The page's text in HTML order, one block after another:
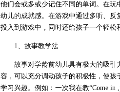
他们会或多或少记住不同的单词。在
幼儿的成就感。在游戏中通过多听、
投入到游戏中，同时还给孩子一个轻松
1、故事教学法
故事对学龄前幼儿具有极大的吸引
容，可以充分调动孩子的积极性，使
学习兴趣。例如：一次我在教“Come in